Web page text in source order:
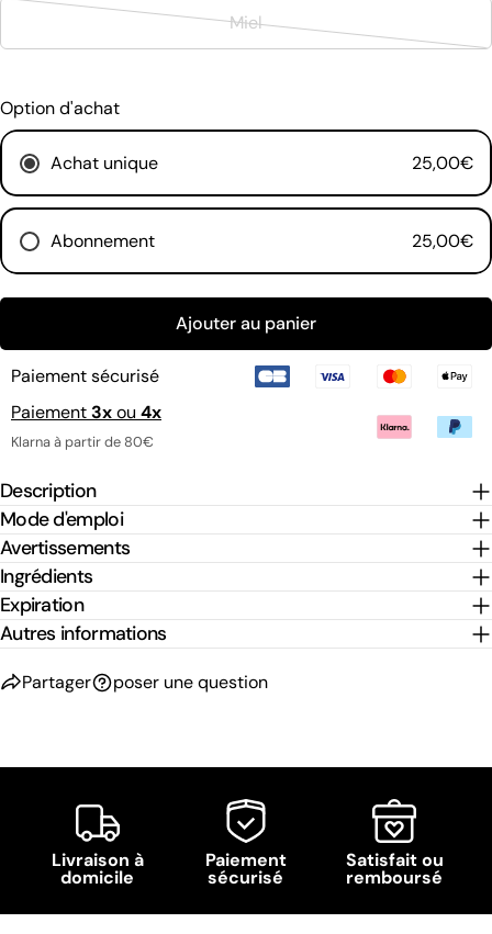
Miel
Variante
Option d'achat
Achat unique 25,00€
Abonnement 25,00€
Tous les mois
Tous les 2 mois
Tous les 3 mois
Ajouter au panier
Paiement sécurisé
Paiement3xou 4x
Klarna à partir de 80€
Description
Mode d'emploi
Avertissements
Ingrédients
Expiration
Autres informations
Partager
Partager ce produit
Partager
sur
Facebook
poser une question
téléphone
message
Les champs marqués * sont obligatoires.
Livraison à
domicile
Paiement
sécurisé
Satisfait ou
remboursé